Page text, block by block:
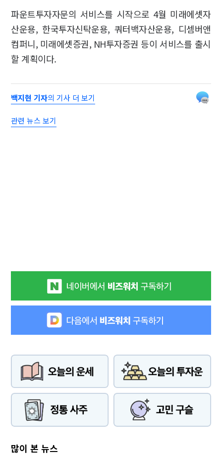
파운트투자자문의 서비스를 시작으로 4월 미래에셋자
산운용, 한국투자신탁운용, 쿼터백자산운용, 디셈버앤
컴퍼니, 미래에셋증권, NH투자증권 등이 서비스를 출시
할 계획이다.
백지현 기자의 기사 더 보기
관련 뉴스 보기
많이 본 뉴스